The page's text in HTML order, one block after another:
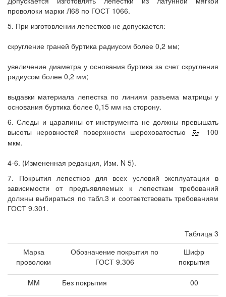
проволоки марки Л68 по ГОСТ 1066.
5. При изготовлении лепестков не допускается:
скругление граней буртика радиусом более 0,2 мм;
увеличение диаметра у основания буртика за счет скругления
радиусом более 0,2 мм;
выдавки материала лепестка по линиям разъема матрицы у
основания буртика более 0,15 мм на сторону.
6. Следы и царапины от инструмента не должны превышать
высоты неровностей поверхности шероховатостью
100
мкм.
4-6. (Измененная редакция, Изм. N 5).
7. Покрытия лепестков для всех условий эксплуатации в
зависимости от предъявляемых к лепесткам требований
должны выбираться по табл.3 и соответствовать требованиям
ГОСТ 9.301.
Таблица 3
Марка
проволоки
Обозначение покрытия по
ГОСТ 9.306
Шифр
покрытия
MM Без покрытия 00